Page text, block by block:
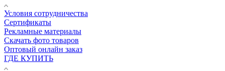
Условия сотрудничества
Сертификаты
Рекламные материалы
Скачать фото товаров
Оптовый онлайн заказ
ГДЕ КУПИТЬ